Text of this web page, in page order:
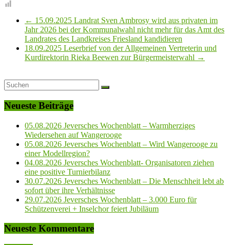
← 15.09.2025 Landrat Sven Ambrosy wird aus privaten im
Jahr 2026 bei der Kommunalwahl nicht mehr für das Amt des
Landrates des Landkreises Friesland kandidieren
18.09.2025 Leserbrief von der Allgemeinen Vertreterin und
Kurdirektorin Rieka Beewen zur Bürgermeisterwahl →
Neueste Beiträge
05.08.2026 Jeversches Wochenblatt – Warmherziges
Wiedersehen auf Wangerooge
05.08.2026 Jeversches Wochenblatt – Wird Wangerooge zu
einer Modellregion?
04.08.2026 Jeversches Wochenblatt- Organisatoren ziehen
eine positive Turnierbilanz
30.07.2026 Jeversches Wochenblatt – Die Menschheit lebt ab
sofort über ihre Verhältnisse
29.07.2026 Jeversches Wochenblatt – 3.000 Euro für
Schützenverei + Inselchor feiert Jubiläum
Neueste Kommentare